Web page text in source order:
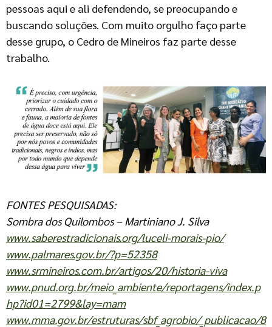
pessoas aqui e ali defendendo, se preocupando e
buscando soluções. Com muito orgulho faço parte
desse grupo, o Cedro de Mineiros faz parte desse
trabalho.
FONTES PESQUISADAS:
Sombra dos Quilombos – Martiniano J. Silva
www.saberestradicionais.org/luceli-morais-pio/
www.palmares.gov.br/?p=52358
www.srmineiros.com.br/artigos/20/historia-viva
www.pnud.org.br/meio_ambiente/reportagens/index.p
hp?id01=2799&lay=mam
www.mma.gov.br/estruturas/sbf_agrobio/_publicacao/8